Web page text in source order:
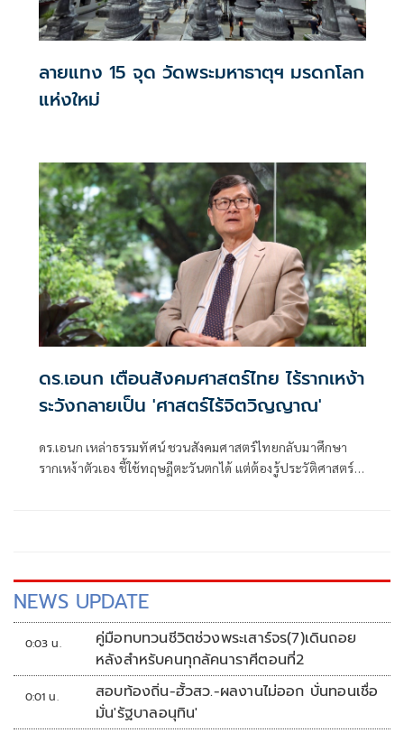
ลายแทง 15 จุด วัดพระมหาธาตุฯ มรดกโลก
แห่งใหม่
ดร.เอนก เตือนสังคมศาสตร์ไทย ไร้รากเหง้า
ระวังกลายเป็น 'ศาสตร์ไร้จิตวิญญาณ'
ดร.เอนก เหล่าธรรมทัศน์ ชวนสังคมศาสตร์ไทยกลับมาศึกษา
รากเหง้าตัวเอง ชี้ใช้ทฤษฎีตะวันตกได้ แต่ต้องรู้ประวัติศาสตร์-
NEWS UPDATE
0:03 น.
คู่มือทบทวนชีวิตช่วงพระเสาร์จร(7)เดินถอย
หลังสำหรับคนทุกลัคนาราศีตอนที่2
0:01 น.
สอบท้องถิ่น-ฮั้วสว.-ผลงานไม่ออก บั่นทอนเชื่อ
มั่น'รัฐบาลอนุทิน'